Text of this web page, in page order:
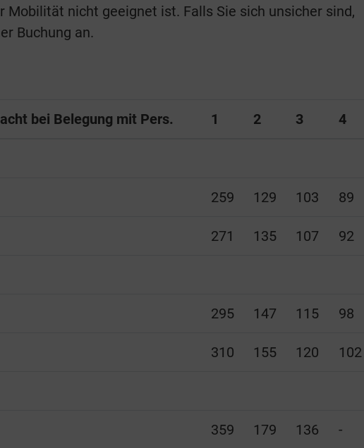
Mobilität nicht geeignet ist. Falls Sie sich unsicher sind,
Buchung an.
bei Belegung mit Pers. 1 2 3 4
259 129 103 89
271 135 107 92
295 147 115 98
310 155 120 102
359 179 136 -